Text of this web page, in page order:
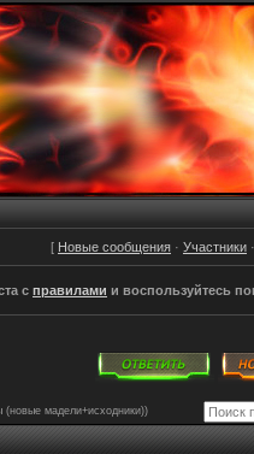
[ Новые сообщения · Участники ·
с правилами и воспользуйтесь
мадели+исходники))